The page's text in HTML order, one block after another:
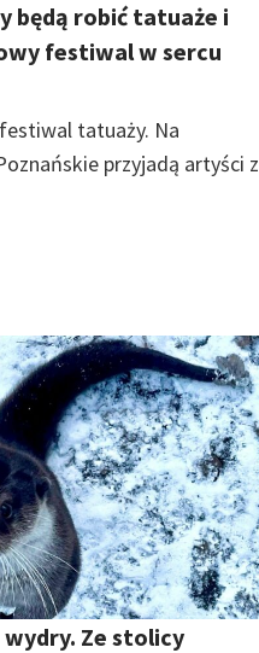
będą robić tatuaże i
festiwal w sercu
tatuaży. Na
przyjadą artyści z
wydry. Ze stolicy